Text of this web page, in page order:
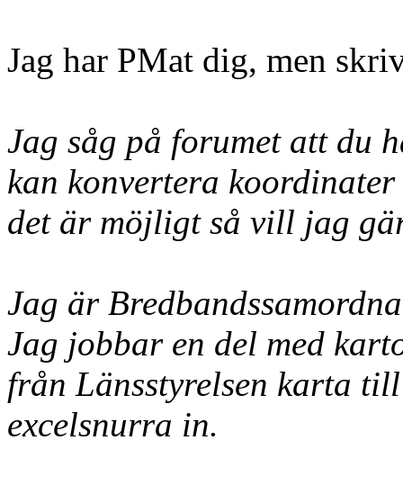
Jag har PMat dig, men
Jag såg på forumet att du
kan konvertera
det är möjligt så vill jag
Jag är
Jag jobbar en del med
från Länsstyrelsen karta
excelsnurra in.